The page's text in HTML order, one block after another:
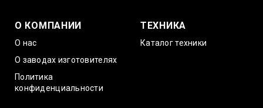
О КОМПАНИИ
О нас
О заводах изготовителях
Политика
конфиденциальности
ТЕХНИКА
Каталог техники